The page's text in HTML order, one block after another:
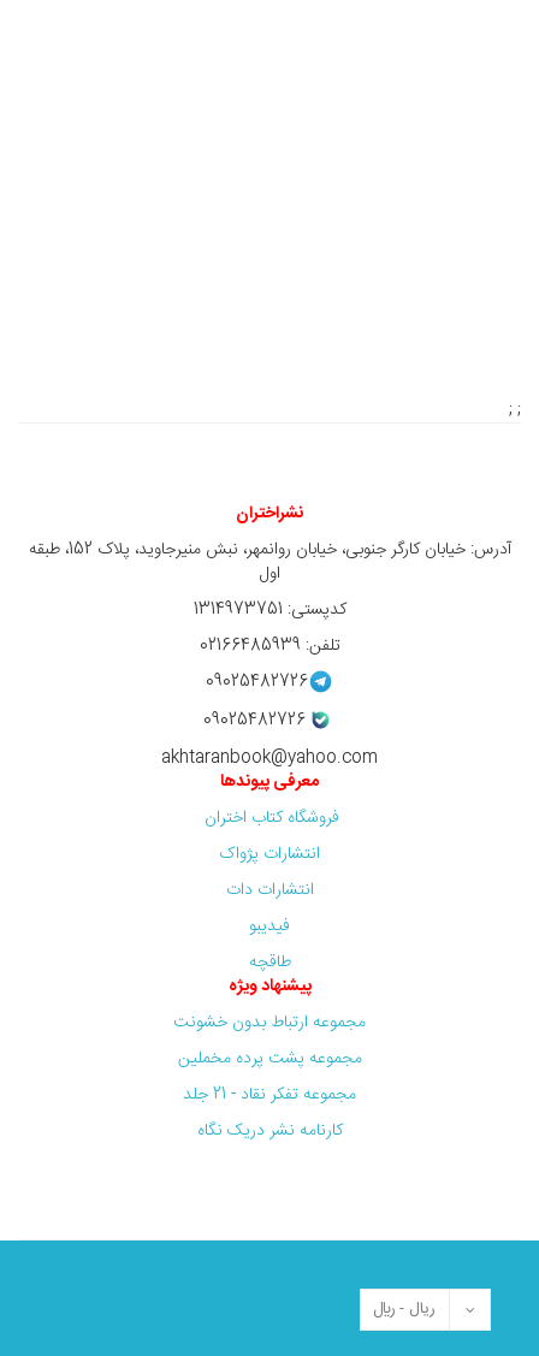
; ;
نشراختران
آدرس: خیابان کارگر جنوبی، خیابان روانمهر، نبش منیرجاوید، پلاک 152، طبقه
اول
کدپستی: 1314973751
تلفن: 02166485939
09025482726
09025482726
akhtaranbook@yahoo.com
معرفی پیوندها
فروشگاه کتاب اختران
انتشارات پژواک
انتشارات دات
فیدیبو
طاقچه
پیشنهاد ویژه
مجموعه ارتباط بدون خشونت
مجموعه پشت پرده مخملین
مجموعه تفکر نقاد - 21 جلد
کارنامه نشر دریک نگاه